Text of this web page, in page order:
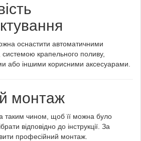
оснастити автоматичними
системою крапельного поливу,
або іншими корисними аксесуарами.
монтаж
таким чином, щоб її можна було
відповідно до інструкції. За
професійний монтаж.